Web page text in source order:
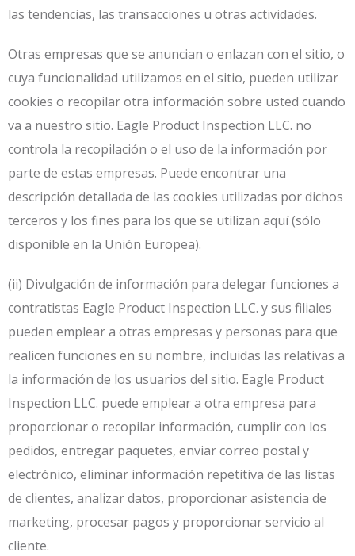
las tendencias, las transacciones u otras actividades.
Otras empresas que se anuncian o enlazan con el sitio, o
cuya funcionalidad utilizamos en el sitio, pueden utilizar
cookies o recopilar otra información sobre usted cuando
va a nuestro sitio. Eagle Product Inspection LLC. no
controla la recopilación o el uso de la información por
parte de estas empresas. Puede encontrar una
descripción detallada de las cookies utilizadas por dichos
terceros y los fines para los que se utilizan aquí (sólo
disponible en la Unión Europea).
(ii) Divulgación de información para delegar funciones a
contratistas Eagle Product Inspection LLC. y sus filiales
pueden emplear a otras empresas y personas para que
realicen funciones en su nombre, incluidas las relativas a
la información de los usuarios del sitio. Eagle Product
Inspection LLC. puede emplear a otra empresa para
proporcionar o recopilar información, cumplir con los
pedidos, entregar paquetes, enviar correo postal y
electrónico, eliminar información repetitiva de las listas
de clientes, analizar datos, proporcionar asistencia de
marketing, procesar pagos y proporcionar servicio al
cliente.